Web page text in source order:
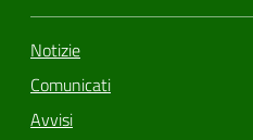
Notizie
Comunicati
Avvisi